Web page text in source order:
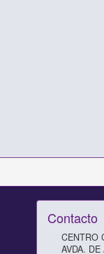
Contacto
CENTRO
AVDA.